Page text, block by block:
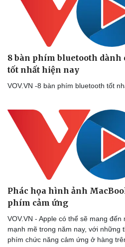
8 bàn phím bluetooth dành
tốt nhất hiện nay
VOV.VN -8 bàn phím bluetooth tốt
Phác họa hình ảnh
phím cảm ứng
VOV.VN - Apple có thể sẽ mang
mạnh mẽ trong năm nay, với những
phím chức năng cảm ứng ở hàng